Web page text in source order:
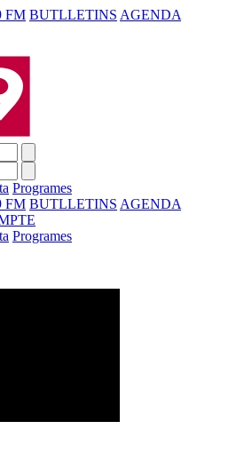
FM BUTLLETINS AGENDA
Programes
FM BUTLLETINS AGENDA
Programes